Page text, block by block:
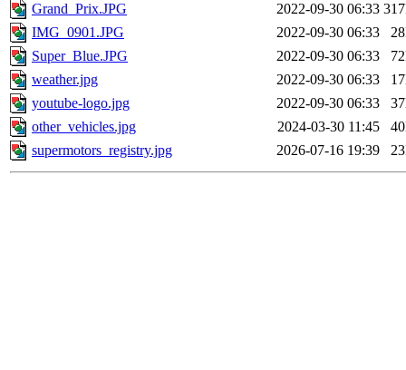
Grand_Prix.JPG
2022-09-30 06:33
IMG_0901.JPG
2022-09-30 06:33
Super_Blue.JPG
2022-09-30 06:33
weather.jpg
2022-09-30 06:33
youtube-logo.jpg
2022-09-30 06:33
other_vehicles.jpg
2024-03-30 11:45
supermotors_registry.jpg
2026-07-16 19:39